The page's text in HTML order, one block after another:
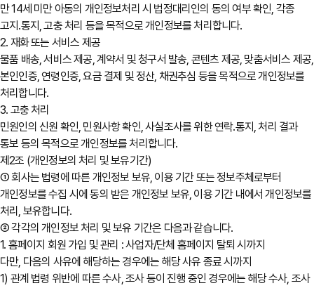
만 14세 미만 아동의 개인정보처리 시 법정대리인의 동의 여부 확인, 각종
고지․통지, 고충 처리 등을 목적으로 개인정보를 처리합니다.
2. 재화 또는 서비스 제공
물품 배송, 서비스 제공, 계약서 및 청구서 발송, 콘텐츠 제공, 맞춤서비스 제공,
본인인증, 연령인증, 요금 결제 및 정산, 채권추심 등을 목적으로 개인정보를
처리합니다.
3. 고충 처리
민원인의 신원 확인, 민원사항 확인, 사실조사를 위한 연락․통지, 처리 결과
통보 등의 목적으로 개인정보를 처리합니다.
제2조 (개인정보의 처리 및 보유기간)
① 회사는 법령에 따른 개인정보 보유, 이용 기간 또는 정보주체로부터
개인정보를 수집 시에 동의 받은 개인정보 보유, 이용 기간 내에서 개인정보를
처리, 보유합니다.
② 각각의 개인정보 처리 및 보유 기간은 다음과 같습니다.
1. 홈페이지 회원 가입 및 관리 : 사업자/단체 홈페이지 탈퇴 시까지
다만, 다음의 사유에 해당하는 경우에는 해당 사유 종료 시까지
1) 관계 법령 위반에 따른 수사, 조사 등이 진행 중인 경우에는 해당 수사, 조사